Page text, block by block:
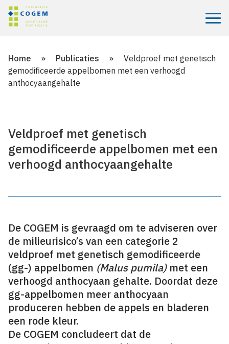
Menu
Home » Publicaties »
Veldproef met genetisch
gemodificeerde appelbomen met een verhoogd
anthocyaangehalte
Veldproef met genetisch
gemodificeerde appelbomen met een
verhoogd anthocyaangehalte
De COGEM is gevraagd om te adviseren over
de milieurisico’s van een categorie 2
veldproef met genetisch gemodificeerde
(gg-) appelbomen (Malus pumila)met een
verhoogd anthocyaan gehalte. Doordat deze
gg-appelbomen meer anthocyaan
produceren hebben de appels en bladeren
een rode kleur.
De COGEM concludeert dat de